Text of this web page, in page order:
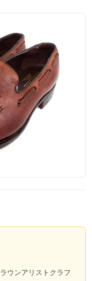
ウンアリストクラフ